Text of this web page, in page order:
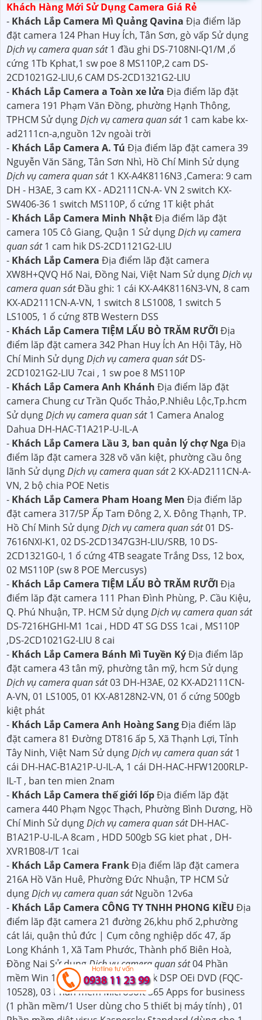
Khách Hàng Mới Sử Dụng Camera Giá Rẻ
- Khách Lắp Camera Mì Quảng Qavina Địa điểm lăp
đặt camera 124 Phan Huy Ích, Tân Sơn, gò vấp Sử dụng
Dịch vụ camera quan sát1 đầu ghi DS-7108NI-Q1/M ,ổ
cứng 1Tb Kphat,1 sw poe 8 MS110P,2 cam DS-
2CD1021G2-LIU,6 CAM DS-2CD1321G2-LIU
- Khách Lắp Camera a Toàn xe lửa Địa điểm lăp đặt
camera 191 Phạm Văn Đồng, phường Hạnh Thông,
TPHCM Sử dụngDịch vụ camera quan sát1 cam kabe kx-
ad2111cn-a,nguồn 12v ngoài trời
- Khách Lắp Camera A. Tú Địa điểm lăp đặt camera 39
Nguyễn Văn Săng, Tân Sơn Nhì, Hồ Chí Minh Sử dụng
Dịch vụ camera quan sát1 KX-A4K8116N3 ,Camera: 9 cam
DH - H3AE, 3 cam KX - AD2111CN-A- VN 2 switch KX-
SW406-36 1 switch MS110P, ổ cứng 1T kiệt phát
- Khách Lắp Camera Minh NhậtĐịa điểm lăp đặt
camera 105 Cô Giang, Quận 1 Sử dụngDịch vụ camera
quan sát1 cam hik DS-2CD1121G2-LIU
- Khách Lắp Camera Địa điểm lăp đặt camera
XW8H+QVQ Hố Nai, Đồng Nai, Việt Nam Sử dụngDịch vụ
camera quan sátĐầu ghi: 1 cái KX-A4K8116N3-VN, 8 cam
KX-AD2111CN-A-VN, 1 switch 8 LS1008, 1 switch 5
LS1005, 1 ổ cứng 8TB Western DSS
- Khách Lắp Camera TIỆM LẨU BÒ TRĂM RƯỠI Địa
điểm lăp đặt camera 342 Phan Huy Ích An Hội Tây, Hồ
Chí Minh Sử dụngDịch vụ camera quan sátDS-
2CD1021G2-LIU 7cai , 1 sw poe 8 MS110P
- Khách Lắp Camera Anh Khánh Địa điểm lăp đặt
camera Chung cư Trần Quốc Thảo,P.Nhiêu Lộc,Tp.hcm
Sử dụngDịch vụ camera quan sát1 Camera Analog
Dahua DH-HAC-T1A21P-U-IL-A
- Khách Lắp Camera Lầu 3, ban quản lý chợ Nga Địa
điểm lăp đặt camera 328 võ văn kiệt, phường cầu ông
lãnh Sử dụngDịch vụ camera quan sát2 KX-AD2111CN-A-
VN, 2 bộ chia POE Netis
- Khách Lắp Camera Pham Hoang Men Địa điểm lăp
đặt camera 317/5P Ấp Tam Đông 2, X. Đông Thạnh, TP.
Hồ Chí Minh Sử dụngDịch vụ camera quan sát01 DS-
7616NXI-K1, 02 DS-2CD1347G3H-LIU/SRB, 10 DS-
2CD1321G0-I, 1 ổ cứng 4TB seagate Trắng Dss, 12 box,
02 MS110P (sw 8 POE Mercusys)
- Khách Lắp Camera TIỆM LẨU BÒ TRĂM RƯỠI Địa
điểm lăp đặt camera 111 Phan Đình Phùng, P. Cầu Kiệu,
Q. Phú Nhuận, TP. HCM Sử dụngDịch vụ camera quan sát
DS-7216HGHI-M1 1cai , HDD 4T SG DSS 1cai , MS110P
,DS-2CD1021G2-LIU 8 cai
- Khách Lắp Camera Bánh Mì Tuyền KýĐịa điểm lăp
đặt camera 43 tân mỹ, phường tân mỹ, hcm Sử dụng
Dịch vụ camera quan sát03 DH-H3AE, 02 KX-AD2111CN-
A-VN, 01 LS1005, 01 KX-A8128N2-VN, 01 ổ cứng 500gb
kiệt phát
- Khách Lắp Camera Anh Hoàng SangĐịa điểm lăp
đặt camera 81 Đường DT816 ấp 5, Xã Thạnh Lợi, Tỉnh
Tây Ninh, Việt Nam Sử dụngDịch vụ camera quan sát1
cái DH-HAC-B1A21P-U-IL-A, 1 cái DH-HAC-HFW1200RLP-
IL-T , ban ten mien 2nam
- Khách Lắp Camera thế giới lốpĐịa điểm lăp đặt
camera 440 Phạm Ngọc Thạch, Phường Bình Dương, Hồ
Chí Minh Sử dụngDịch vụ camera quan sátDH-HAC-
B1A21P-U-IL-A 8cam , HDD 500gb SG kiet phat , DH-
XVR1B08-I/T 1cai
- Khách Lắp Camera FrankĐịa điểm lăp đặt camera
216A Hồ Văn Huê, Phường Đức Nhuận, TP HCM Sử
dụngDịch vụ camera quan sátNguồn 12v6a
- Khách Lắp Camera CÔNG TY TNHH PHONG KIỀU Địa
điểm lăp đặt camera 21 đường 26,khu phố 2,phường
cát lái, quận thủ đức | Cụm công nghiệp dốc 47, ấp
Long Khánh 1, Xã Tam Phước, Thành phố Biên Hoà,
Đồng Nai Sử dụng Dịch vụ camera quan sát04 Phần
mềm Win 11 Pro 64bit Eng lntl 1pk DSP OEi DVD (FQC-
10528), 03 Phần mềm Microsoft 365 Apps for business
(1 phần mềm/1 User dùng cho 5 thiết bị máy tính) , 01